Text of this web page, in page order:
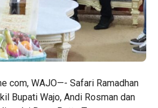
com, WAJO—- Safari Ramadhan
Bupati Wajo, Andi Rosman dan